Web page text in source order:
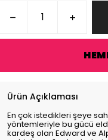
Ürün Açıklaması
En çok istedikleri şeye
yöntemleriyle bu gücü
kardeş olan Edward ve